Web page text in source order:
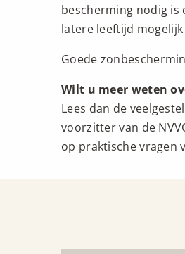
bescherming nodig is
latere leeftijd
Goede
Wilt u meer weten
Lees dan de
voorzitter van de
op praktische vragen